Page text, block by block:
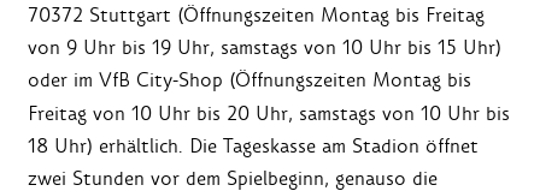
70372 Stuttgart (Öffnungszeiten Montag bis Freitag
von 9 Uhr bis 19 Uhr, samstags von 10 Uhr bis 15 Uhr)
oder im VfB City-Shop (Öffnungszeiten Montag bis
Freitag von 10 Uhr bis 20 Uhr, samstags von 10 Uhr bis
18 Uhr) erhältlich. Die Tageskasse am Stadion öffnet
zwei Stunden vor dem Spielbeginn, genauso die